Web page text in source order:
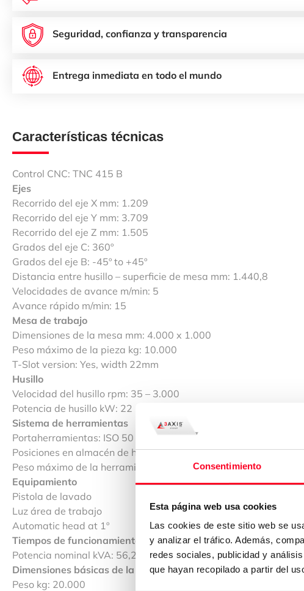
Consentimiento
Esta página web usa cookies
Las cookies de este sitio web se
y analizar el tráfico. Además,
redes sociales, publicidad y
que hayan recopilado a partir del
Seguridad, confianza y transparencia
Entrega inmediata en todo el mundo
Características técnicas
Control CNC: TNC 415 B
Ejes
Recorrido del eje X mm: 1.209
Recorrido del eje Y mm: 3.709
Recorrido del eje Z mm: 1.505
Grados del eje C: 360º
Grados del eje B: -45º to +45º
Distancia entre husillo – superficie de mesa mm: 1.440,8
Velocidades de avance m/min: 5
Avance rápido m/min: 15
Mesa de trabajo
Dimensiones de la mesa mm: 4.000 x 1.000
Peso máximo de la pieza kg: 10.000
T-Slot version: Yes, width 22mm
Husillo
Velocidad del husillo rpm: 35 – 3.000
Potencia de husillo kW: 22
Sistema de herramientas
Portaherramientas: ISO 50 / SK 50
Posiciones en almacén de herramientas: 60
Peso máximo de la herramienta kg: 25
Equipamiento
Pistola de lavado
Luz área de trabajo
Automatic head at 1º
Tiempos de funcionamiento de la máquina
Potencia nominal kVA: 56,25
Dimensiones básicas de la máquina / peso
Peso kg: 20.000